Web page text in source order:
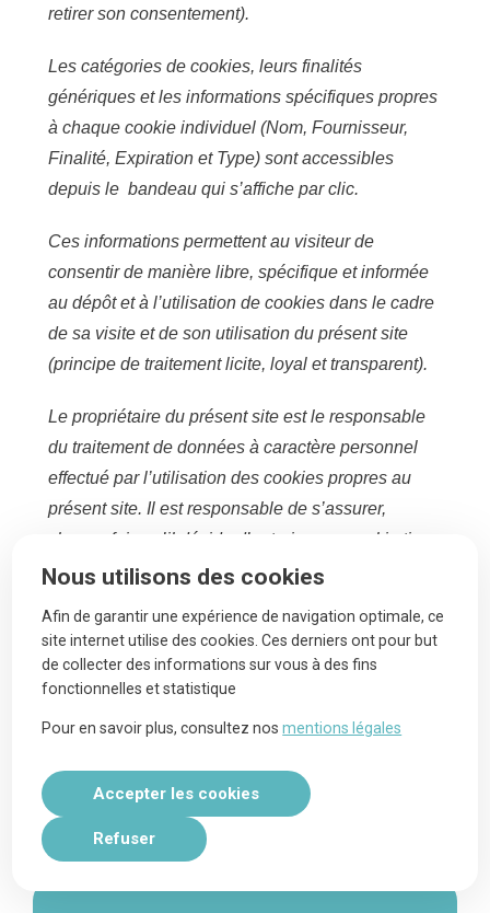
retirer son consentement).
Les catégories de cookies, leurs finalités
génériques et les informations spécifiques propres
à chaque cookie individuel (Nom, Fournisseur,
Finalité, Expiration et Type) sont accessibles
depuis le bandeau qui s’affiche par clic.
Ces informations permettent au visiteur de
consentir de manière libre, spécifique et informée
au dépôt et à l’utilisation de cookies dans le cadre
de sa visite et de son utilisation du présent site
(principe de traitement licite, loyal et transparent).
Le propriétaire du présent site est le responsable
du traitement de données à caractère personnel
effectué par l’utilisation des cookies propres au
présent site. Il est responsable de s’assurer,
chaque fois qu’il décide d’autoriser un cookie tiers
sur le présent site, que le fournisseur de celui-ci
concernant l’utilisation de ce cookie. Au-delà,
chaque fournisseur de cookie tiers est le
responsable du traitement de données à caractère
personnel effectué par l’utilisation du cookie qu’il
Navigation
secondaire
Nous utilisons des cookies
Afin de garantir une expérience de navigation optimale, ce
site internet utilise des cookies. Ces derniers ont pour but
de collecter des informations sur vous à des fins
fonctionnelles et statistique
Pour en savoir plus, consultez nosmentions légales
Accepter les cookies
Refuser